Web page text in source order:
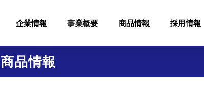
企業情報 事業概要 商品情報 採用情報
商品情報